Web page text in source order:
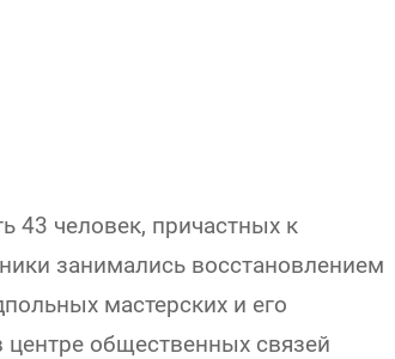
43 человек, причастных к
занимались восстановлением
мастерских и его
общественных связей